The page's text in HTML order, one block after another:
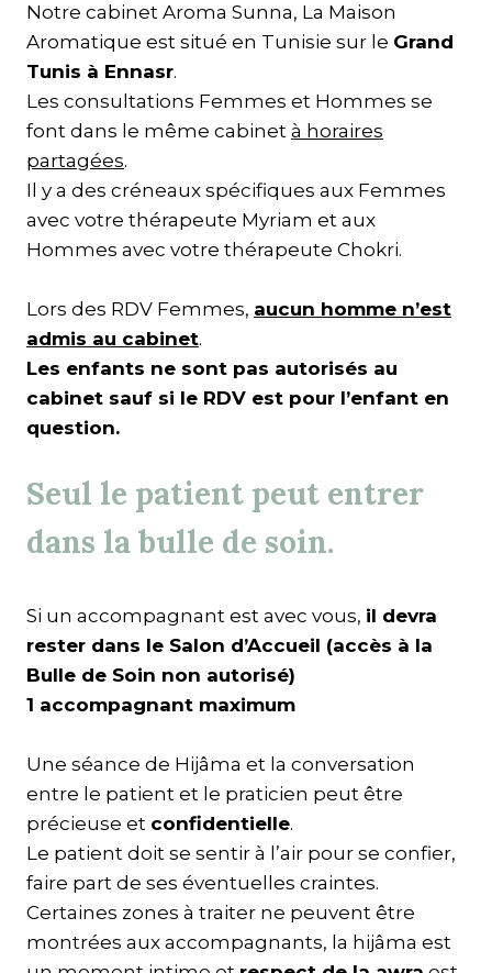
Notre cabinet Aroma Sunna, La Maison
Aromatique est situé en Tunisie sur le Grand
Tunis à Ennasr.
Les consultations Femmes et Hommes se
font dans le même cabinet à horaires
partagées.
Il y a des créneaux spécifiques aux Femmes
avec votre thérapeute Myriam et aux
Hommes avec votre thérapeute Chokri.
Lors des RDV Femmes, aucun homme n’est
admis au cabinet.
Les enfants ne sont pas autorisés au
cabinet sauf si le RDV est pour l’enfant en
question.
Seul le patient peut entrer
dans la bulle de soin.
Si un accompagnant est avec vous, il devra
rester dans le Salon d’Accueil (accès à la
Bulle de Soin non autorisé)
1 accompagnant maximum
Une séance de Hijâma et la conversation
entre le patient et le praticien peut être
précieuse et confidentielle.
Le patient doit se sentir à l’air pour se confier,
faire part de ses éventuelles craintes.
Certaines zones à traiter ne peuvent être
montrées aux accompagnants, la hijâma est